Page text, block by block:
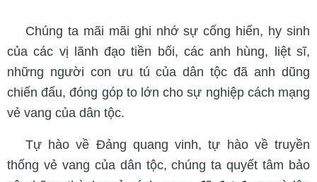
Chúng ta mãi mãi ghi nhớ sự cống hiến, hy sinh
của các vị lãnh đạo tiền bối, các anh hùng, liệt sĩ,
những người con ưu tú của dân tộc đã anh dũng
chiến đấu, đóng góp to lớn cho sự nghiệp cách mạng
vẻ vang của dân tộc.
Tự hào về Đảng quang vinh, tự hào về truyền
thống vẻ vang của dân tộc, chúng ta quyết tâm bảo